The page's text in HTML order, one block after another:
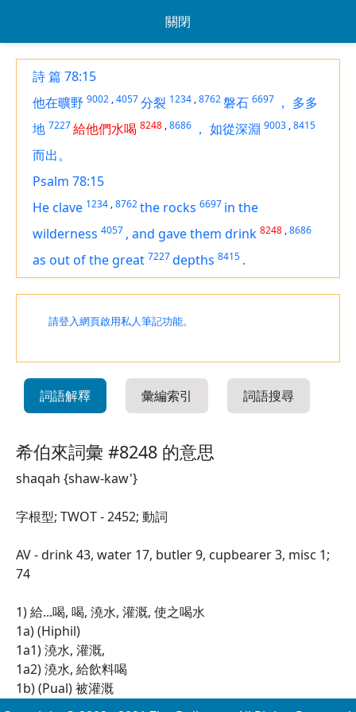
關閉
詩 篇 78:15
他在曠野 9002 ,4057分裂 1234 ,8762磐石 6697 ， 多多
地 7227給他們水喝 8248 ,8686 ， 如從深淵 9003 ,8415
而出。
Psalm 78:15
He clave 1234 ,8762the rocks 6697 in the
wilderness 4057 , and gavethem drink 8248 ,8686
as out ofthe great 7227depths 8415 .
請登入網頁啟用私人筆記功能。
詞語解釋 彙編索引 詞語搜尋
希伯來詞彙 #8248 的意思
shaqah {shaw-kaw'}
字根型; TWOT - 2452; 動詞
AV - drink 43, water 17, butler 9, cupbearer 3, misc 1;
74
1) 給...喝, 喝, 澆水, 灌溉, 使之喝水
1a) (Hiphil)
1a1) 澆水, 灌溉,
1a2) 澆水, 給飲料喝
1b) (Pual) 被灌溉